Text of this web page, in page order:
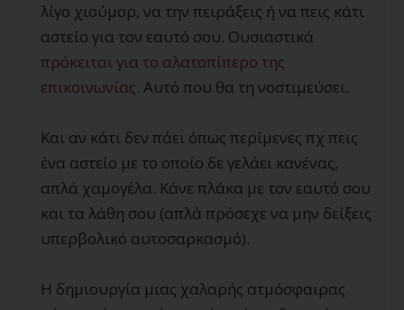
λίγο χιούμορ, να την πειράξεις ή να πεις κάτι
αστείο για τον εαυτό σου. Ουσιαστικά
πρόκειται για το αλατοπίπερο της
επικοινωνίας. Αυτό που θα τη νοστιμεύσει.
Και αν κάτι δεν πάει όπως περίμενες πχ πεις
ένα αστείο με το οποίο δε γελάει κανένας,
απλά χαμογέλα. Κάνε πλάκα με τον εαυτό σου
και τα λάθη σου (απλά πρόσεχε να μην δείξεις
υπερβολικό αυτοσαρκασμό).
Η δημιουργία μιας χαλαρής ατμόσφαιρας